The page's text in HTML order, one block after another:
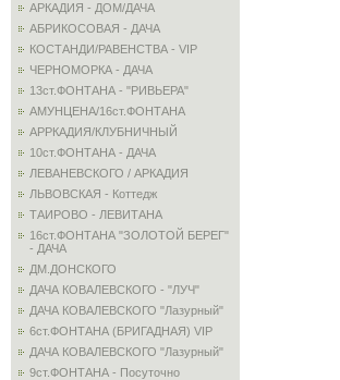
АРКАДИЯ - ДОМ/ДАЧА
АБРИКОСОВАЯ - ДАЧА
КОСТАНДИ/РАВЕНСТВА - VIP
ЧЕРНОМОРКА - ДАЧА
13ст.ФОНТАНА - "РИВЬЕРА"
АМУНЦЕНА/16ст.ФОНТАНА
АРРКАДИЯ/КЛУБНИЧНЫЙ
10ст.ФОНТАНА - ДАЧА
ЛЕВАНЕВСКОГО / АРКАДИЯ
ЛЬВОВСКАЯ - Коттедж
ТАИРОВО - ЛЕВИТАНА
16ст.ФОНТАНА "ЗОЛОТОЙ БЕРЕГ"
- ДАЧА
ДМ.ДОНСКОГО
ДАЧА КОВАЛЕВСКОГО - "ЛУЧ"
ДАЧА КОВАЛЕВСКОГО "Лазурный"
6ст.ФОНТАНА (БРИГАДНАЯ) VIP
ДАЧА КОВАЛЕВСКОГО "Лазурный"
9ст.ФОНТАНА - Посуточно